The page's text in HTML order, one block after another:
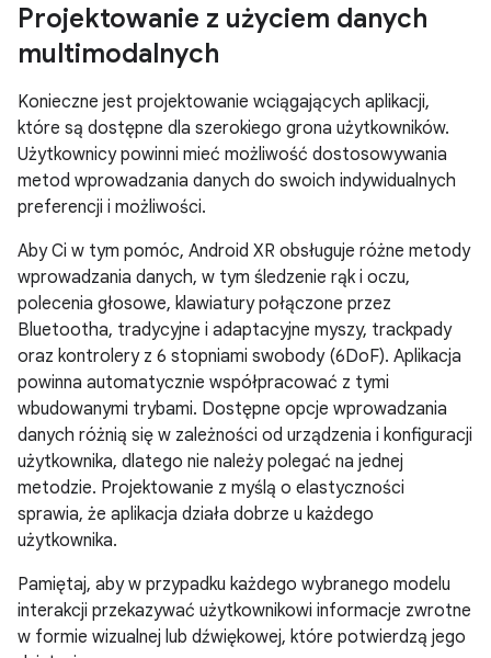
Projektowanie z użyciem danych
multimodalnych
Konieczne jest projektowanie wciągających aplikacji,
które są dostępne dla szerokiego grona użytkowników.
Użytkownicy powinni mieć możliwość dostosowywania
metod wprowadzania danych do swoich indywidualnych
preferencji i możliwości.
Aby Ci w tym pomóc, Android XR obsługuje różne metody
wprowadzania danych, w tym śledzenie rąk i oczu,
polecenia głosowe, klawiatury połączone przez
Bluetootha, tradycyjne i adaptacyjne myszy, trackpady
oraz kontrolery z 6 stopniami swobody (6DoF). Aplikacja
powinna automatycznie współpracować z tymi
wbudowanymi trybami. Dostępne opcje wprowadzania
danych różnią się w zależności od urządzenia i konfiguracji
użytkownika, dlatego nie należy polegać na jednej
metodzie. Projektowanie z myślą o elastyczności
sprawia, że aplikacja działa dobrze u każdego
użytkownika.
Pamiętaj, aby w przypadku każdego wybranego modelu
interakcji przekazywać użytkownikowi informacje zwrotne
w formie wizualnej lub dźwiękowej, które potwierdzą jego